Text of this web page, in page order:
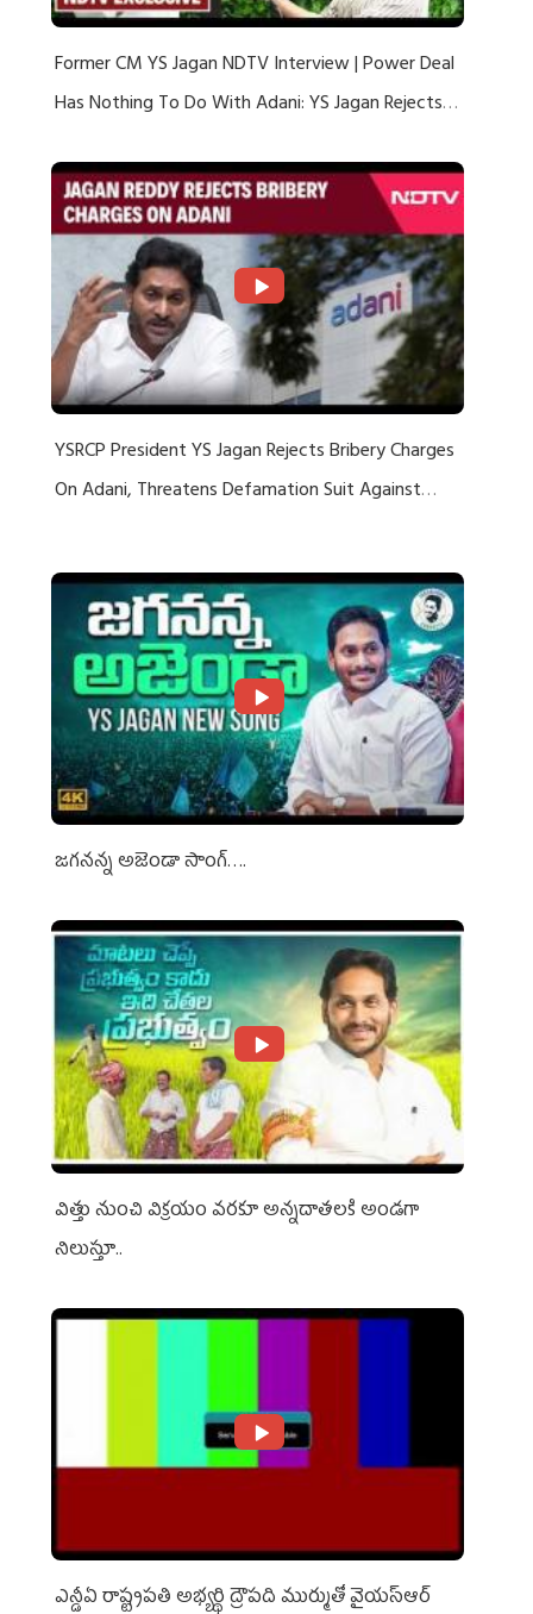
Former CM YS Jagan NDTV Interview | Power Deal
Has Nothing To Do With Adani: YS Jagan Rejects
YSRCP President YS Jagan Rejects Bribery Charges
On Adani, Threatens Defamation Suit Against
జగనన్న అజెండా సాంగ్….
విత్తు నుంచి విక్రయం వరకూ అన్నదాతలకి అండగా
నిలుస్తూ..
ఎన్డీఏ రాష్ట్ర‌ప‌తి అభ్య‌ర్థి ద్రౌప‌ది ముర్ముతో వైయ‌స్ఆర్